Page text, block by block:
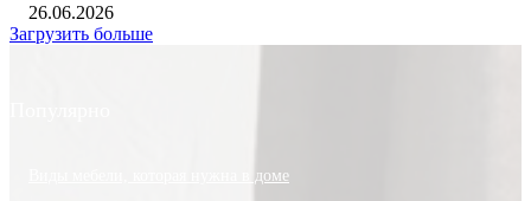
26.06.2026
Загрузить больше
Виды мебели, которая нужна в доме